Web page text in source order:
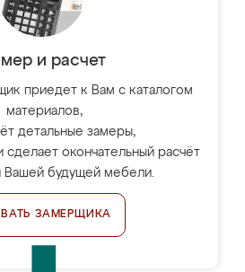
и расчет
приедет к Вам с каталогом
материалов,
детальные замеры,
сделает окончательный расчёт
Вашей будущей мебели.
ЗАМЕРЩИКА